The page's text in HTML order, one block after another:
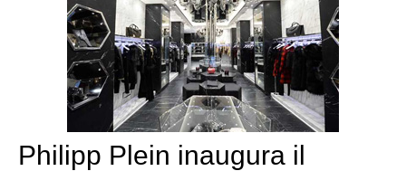
Philipp Plein inaugura il